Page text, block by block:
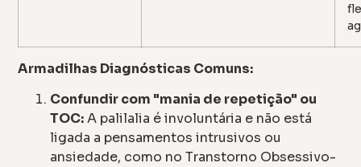
Armadilhas Diagnósticas Comuns:
Confundir com "mania de repetição" ou
TOC:A palilalia é involuntária e não está
ligada a pensamentos intrusivos ou
ansiedade, como no Transtorno Obsessivo-